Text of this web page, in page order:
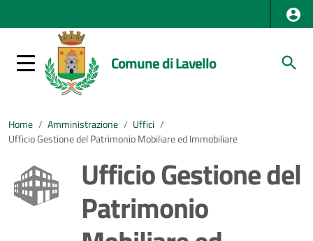
Comune di Lavello
Home / Amministrazione / Uffici /
Ufficio Gestione del Patrimonio Mobiliare ed Immobiliare
Ufficio Gestione del
Patrimonio